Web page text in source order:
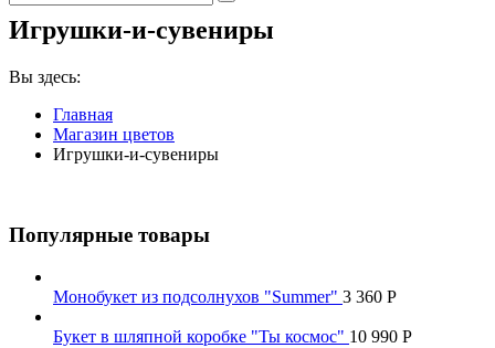
Игрушки-и-сувениры
Вы здесь:
Главная
Магазин цветов
Игрушки-и-сувениры
Популярные товары
Монобукет из подсолнухов "Summer" 3 360 Р
Букет в шляпной коробке "Ты космос" 10 990 Р